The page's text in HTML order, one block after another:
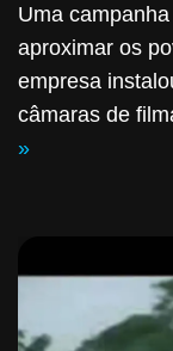
Uma
aproximar os
empresa
câmaras de
»